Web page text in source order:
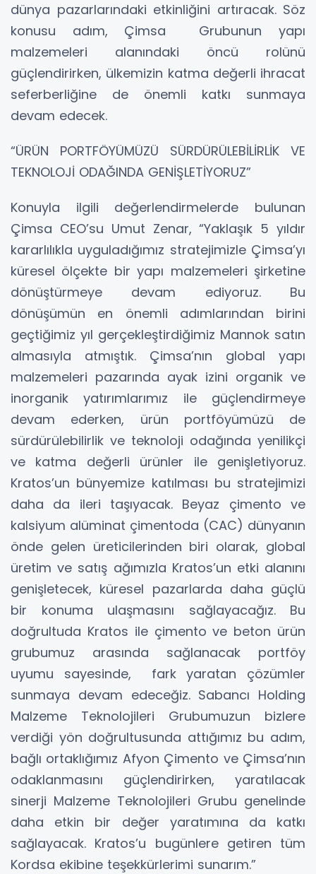
dünya pazarlarındaki etkinliğini artıracak. Söz
konusu adım, Çimsa Grubunun yapı
malzemeleri alanındaki öncü rolünü
güçlendirirken, ülkemizin katma değerli ihracat
seferberliğine de önemli katkı sunmaya
devam edecek.
“ÜRÜN PORTFÖYÜMÜZÜ SÜRDÜRÜLEBİLİRLİK VE
TEKNOLOJİ ODAĞINDA GENİŞLETİYORUZ”
Konuyla ilgili değerlendirmelerde bulunan
Çimsa CEO’su Umut Zenar, “Yaklaşık 5 yıldır
kararlılıkla uyguladığımız stratejimizle Çimsa’yı
küresel ölçekte bir yapı malzemeleri şirketine
dönüştürmeye devam ediyoruz. Bu
dönüşümün en önemli adımlarından birini
geçtiğimiz yıl gerçekleştirdiğimiz Mannok satın
almasıyla atmıştık. Çimsa’nın global yapı
malzemeleri pazarında ayak izini organik ve
inorganik yatırımlarımız ile güçlendirmeye
devam ederken, ürün portföyümüzü de
sürdürülebilirlik ve teknoloji odağında yenilikçi
ve katma değerli ürünler ile genişletiyoruz.
Kratos’un bünyemize katılması bu stratejimizi
daha da ileri taşıyacak. Beyaz çimento ve
kalsiyum alüminat çimentoda (CAC) dünyanın
önde gelen üreticilerinden biri olarak, global
üretim ve satış ağımızla Kratos’un etki alanını
genişletecek, küresel pazarlarda daha güçlü
bir konuma ulaşmasını sağlayacağız. Bu
doğrultuda Kratos ile çimento ve beton ürün
grubumuz arasında sağlanacak portföy
uyumu sayesinde, fark yaratan çözümler
sunmaya devam edeceğiz. Sabancı Holding
Malzeme Teknolojileri Grubumuzun bizlere
verdiği yön doğrultusunda attığımız bu adım,
bağlı ortaklığımız Afyon Çimento ve Çimsa’nın
odaklanmasını güçlendirirken, yaratılacak
sinerji Malzeme Teknolojileri Grubu genelinde
daha etkin bir değer yaratımına da katkı
sağlayacak. Kratos’u bugünlere getiren tüm
Kordsa ekibine teşekkürlerimi sunarım.”